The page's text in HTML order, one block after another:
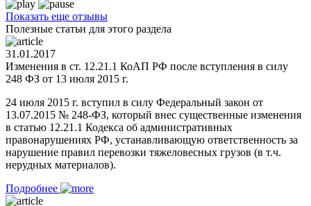
Показать еще отзывы
Полезные статьи для этого раздела
31.01.2017
Изменения в ст. 12.21.1 КоАП РФ после вступления в силу
248 ФЗ от 13 июля 2015 г.
24 июля 2015 г. вступил в силу Федеральный закон от
13.07.2015 № 248-ФЗ, который внес существенные изменения
в статью 12.21.1 Кодекса об административных
правонарушениях РФ, устанавливающую ответственность за
нарушение правил перевозки тяжеловесных грузов (в т.ч.
нерудных материалов).
Подробнее